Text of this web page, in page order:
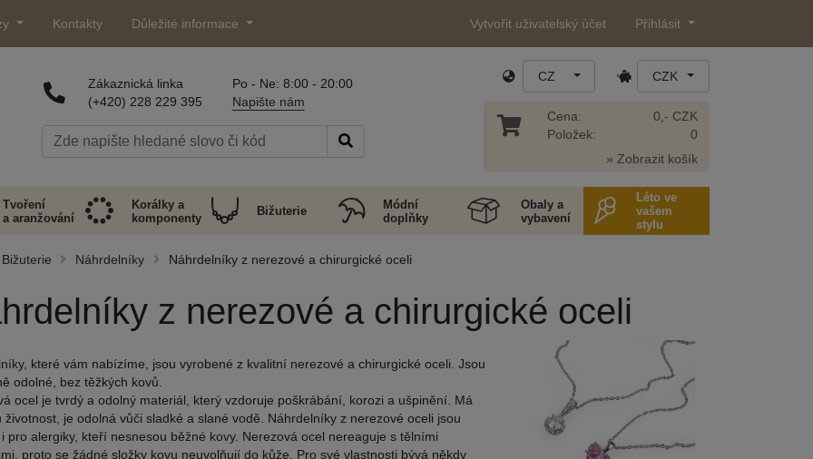
Kontakty Důležité informace Vytvořit uživatelský účet Přihlásit
Zákaznická linka
(+420) 228 229 395
Po - Ne: 8:00 - 20:00
Napište nám
CZ CZK
Cena:
Položek:
0,- CZK
0
» Zobrazit košík
Tvoření
a aranžování
Korálky a
komponenty
Bižuterie
Módní
doplňky
Obaly a
vybavení
Léto ve
vašem
stylu
Bižuterie Náhrdelníky Náhrdelníky z nerezové a chirurgické oceli
z nerezové a chirurgické oceli
které vám nabízíme, jsou vyrobené z kvalitní nerezové a chirurgické oceli. Jsou
odolné, bez těžkých kovů.
ocel je tvrdý a odolný materiál, který vzdoruje poškrábání, korozi a ušpinění. Má
životnost, je odolná vůči sladké a slané vodě. Náhrdelníky z nerezové oceli jsou
pro alergiky, kteří nesnesou běžné kovy. Nerezová ocel nereaguje s tělními
proto se žádné složky kovu neuvolňují do kůže. Pro své vlastnosti bývá někdy